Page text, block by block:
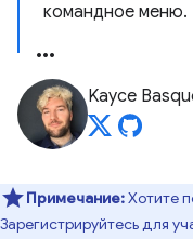
командное меню.
Kayce
Примечание:Хотите
Зарегистрируйтесь для